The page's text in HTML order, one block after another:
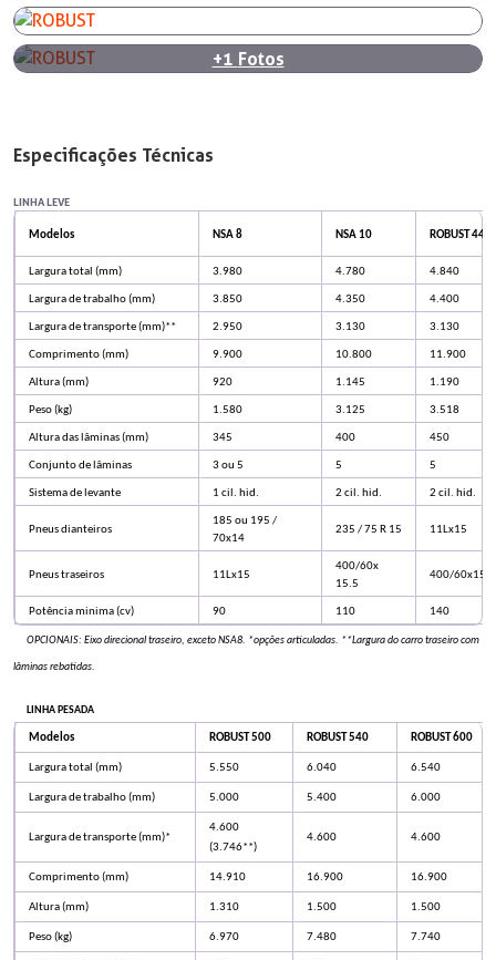
+1 Fotos
Especificações Técnicas
LINHA LEVE
Modelos NSA 8 NSA 10 ROBUST 440
Largura total (mm) 3.980 4.780 4.840
Largura de trabalho (mm) 3.850 4.350 4.400
Largura de transporte (mm)** 2.950 3.130 3.130
Comprimento (mm) 9.900 10.800 11.900
Altura (mm) 920 1.145 1.190
Peso (kg) 1.580 3.125 3.518
Altura das lâminas (mm) 345 400 450
Conjunto de lâminas 3 ou 5 5 5
Sistema de levante 1 cil. hid. 2 cil. hid. 2 cil. hid.
Pneus dianteiros
185 ou 195 /
70x14
235 / 75 R 15 11Lx15
Pneus traseiros 11Lx15
400/60x
15.5
400/60x15,5
Potência minima (cv) 90 110 140
OPCIONAIS: Eixo direcional traseiro, exceto NSA8. *opções articuladas. **Largura do carro traseiro com
lâminas rebatidas.
LINHA PESADA
Modelos ROBUST 500 ROBUST 540 ROBUST 600
Largura total (mm) 5.550 6.040 6.540
Largura de trabalho (mm) 5.000 5.400 6.000
Largura de transporte (mm)*
4.600
(3.746**)
4.600 4.600
Comprimento (mm) 14.910 16.900 16.900
Altura (mm) 1.310 1.500 1.500
Peso (kg) 6.970 7.480 7.740